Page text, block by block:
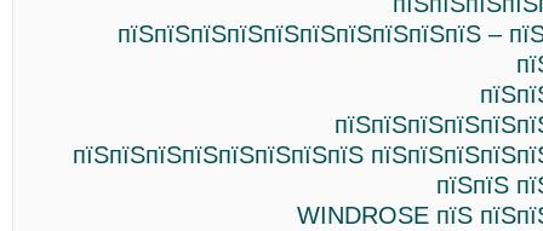
пїЅпїЅпїЅпїЅпїЅпїЅпїЅпїЅпїЅпїЅ –
пїЅпїЅпїЅпїЅпїЅпїЅпїЅпїЅ
пїЅпїЅ
WINDROSE пїЅ